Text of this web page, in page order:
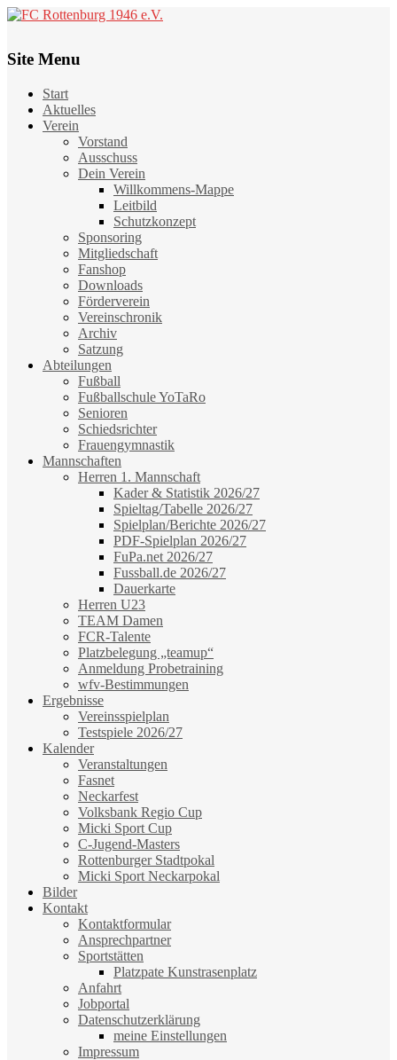
Site Menu
Start
Aktuelles
Verein
Vorstand
Ausschuss
Dein Verein
Willkommens-Mappe
Leitbild
Schutzkonzept
Sponsoring
Mitgliedschaft
Fanshop
Downloads
Förderverein
Vereinschronik
Archiv
Satzung
Abteilungen
Fußball
Fußballschule YoTaRo
Senioren
Schiedsrichter
Frauengymnastik
Mannschaften
Herren 1. Mannschaft
Kader & Statistik 2026/27
Spieltag/Tabelle 2026/27
Spielplan/Berichte 2026/27
PDF-Spielplan 2026/27
FuPa.net 2026/27
Fussball.de 2026/27
Dauerkarte
Herren U23
TEAM Damen
FCR-Talente
Platzbelegung „teamup“
Anmeldung Probetraining
wfv-Bestimmungen
Ergebnisse
Vereinsspielplan
Testspiele 2026/27
Kalender
Veranstaltungen
Fasnet
Neckarfest
Volksbank Regio Cup
Micki Sport Cup
C-Jugend-Masters
Rottenburger Stadtpokal
Micki Sport Neckarpokal
Bilder
Kontakt
Kontaktformular
Ansprechpartner
Sportstätten
Platzpate Kunstrasenplatz
Anfahrt
Jobportal
Datenschutzerklärung
meine Einstellungen
Impressum